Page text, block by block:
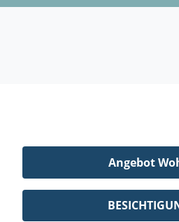
Angebot